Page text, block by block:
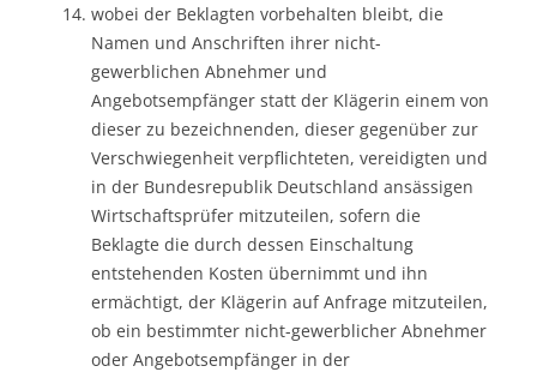
wobei der Beklagten vorbehalten bleibt, die
Namen und Anschriften ihrer nicht-
gewerblichen Abnehmer und
Angebotsempfänger statt der Klägerin einem von
dieser zu bezeichnenden, dieser gegenüber zur
Verschwiegenheit verpflichteten, vereidigten und
in der Bundesrepublik Deutschland ansässigen
Wirtschaftsprüfer mitzuteilen, sofern die
Beklagte die durch dessen Einschaltung
entstehenden Kosten übernimmt und ihn
ermächtigt, der Klägerin auf Anfrage mitzuteilen,
ob ein bestimmter nicht-gewerblicher Abnehmer
oder Angebotsempfänger in der